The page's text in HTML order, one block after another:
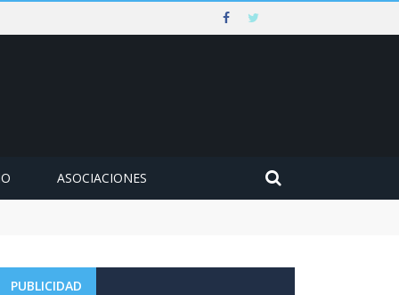
ASOCIACIONES
PUBLICIDAD